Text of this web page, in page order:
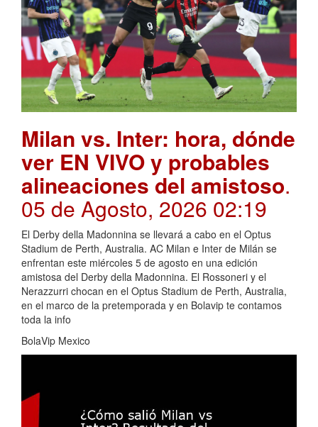
Milan vs. Inter: hora, dónde
ver EN VIVO y probables
alineaciones del amistoso.
05 de Agosto, 2026 02:19
El Derby della Madonnina se llevará a cabo en el Optus
Stadium de Perth, Australia. AC Milan e Inter de Milán se
enfrentan este miércoles 5 de agosto en una edición
amistosa del Derby della Madonnina. El Rossoneri y el
Nerazzurri chocan en el Optus Stadium de Perth, Australia,
en el marco de la pretemporada y en Bolavip te contamos
toda la info
BolaVip Mexico